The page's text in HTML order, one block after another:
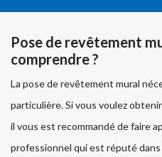
Pose de revêtement
comprendre ?
La pose de revêtement mural
particulière. Si vous voulez
il vous est recommandé de faire
professionnel qui est réputé